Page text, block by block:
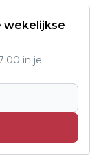
wekelijkse
in je